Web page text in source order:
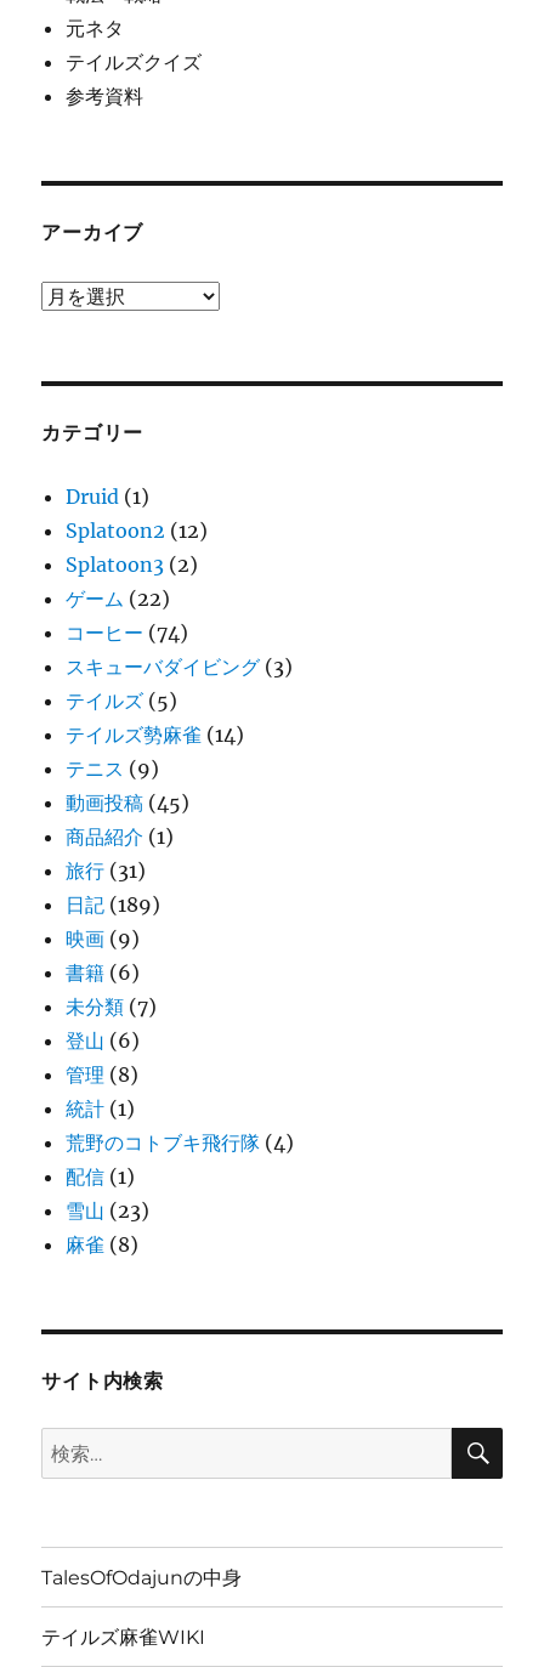
元ネタ
テイルズクイズ
参考資料
アーカイブ
ア
ブ
カテゴリー
Druid (1)
Splatoon2 (12)
Splatoon3 (2)
ゲーム (22)
コーヒー (74)
スキューバダイビング (3)
テイルズ (5)
テイルズ勢麻雀 (14)
テニス (9)
動画投稿 (45)
商品紹介 (1)
旅行 (31)
日記 (189)
映画 (9)
書籍 (6)
未分類 (7)
登山 (6)
管理 (8)
統計 (1)
荒野のコトブキ飛行隊 (4)
配信 (1)
雪山 (23)
麻雀 (8)
サイト内検索
検
索:
検
TalesOfOdajunの中身
テイルズ麻雀WIKI